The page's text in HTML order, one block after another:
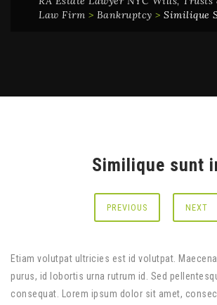
Law Firm > Bankruptcy > Similique
Similique sunt
PREVIOUS NEXT
Etiam volutpat ultricies est id volutpat.
purus, id lobortis urna rutrum id. Sed
consequat. Lorem ipsum dolor sit amet,